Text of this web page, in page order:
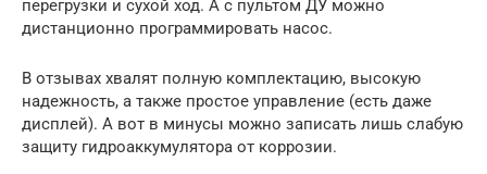
перегрузки и сухой ход. А с пультом ДУ можно
дистанционно программировать насос.
В отзывах хвалят полную комплектацию, высокую
надежность, а также простое управление (есть даже
дисплей). А вот в минусы можно записать лишь слабую
защиту гидроаккумулятора от коррозии.